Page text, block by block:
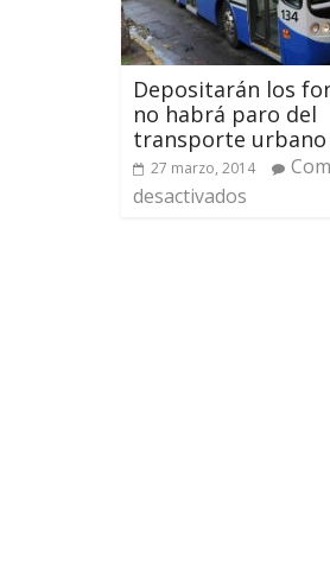
Depositarán los
no habrá paro del
transporte urbano
27 marzo, 2014
desactivados